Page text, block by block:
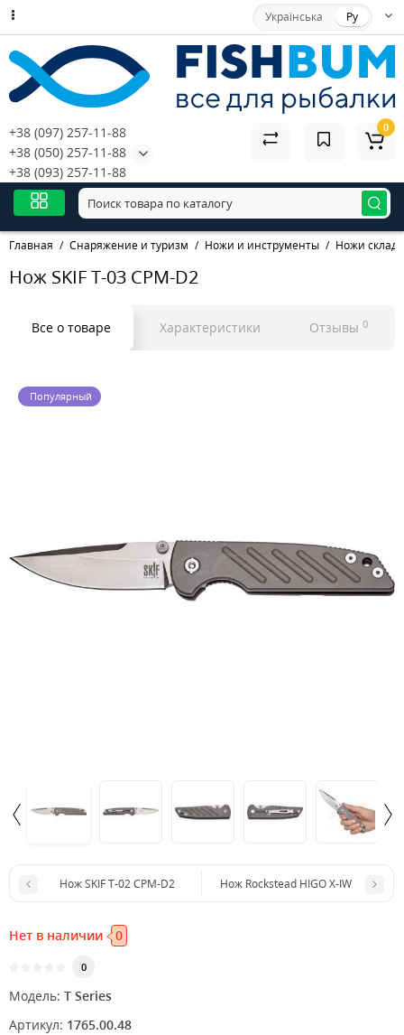
Українська Ру
+38 (097) 257-11-88
+38 (050) 257-11-88
+38 (093) 257-11-88
0
Главная Снаряжение и туризм Ножи и инструменты Ножи
Нож SKIF T-03 CPM-D2
Все о товаре Характеристики Отзывы 0
Популярный
Нож SKIF T-02 CPM-D2 Нож Rockstead HIGO X-IW
Нет в наличии 0
0
Модель: T Series
Артикул: 1765.00.48